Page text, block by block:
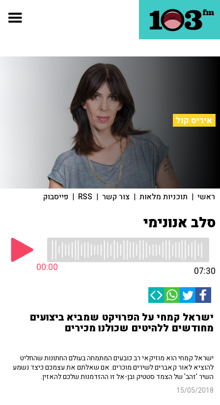
איריס קול
ראשי | תוכניות מלאות | צור קשר |
RSS
| פייסבוק
סלב אנונימי
00:00 07:30
ישראל קמחי על הפרויקט שמביא ביצועים
מחודשים ללהיטים שכולנו מכירים
ישראל קמחי הוא מוזיקאי רב כובעים המתמחה בעולם החתונות שהחליט
להוציא לאור קאברים לשירים מוכרים. אם שאלתם את עצמכם כיצד נשמע
השיר 'זהב' של הצמד סטטיק ובן-אל זו ההזדמנות שלכם להאזין.
15/05/2018